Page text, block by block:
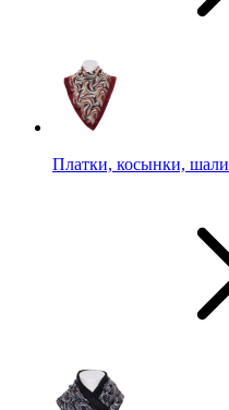
Платки, косынки, шали